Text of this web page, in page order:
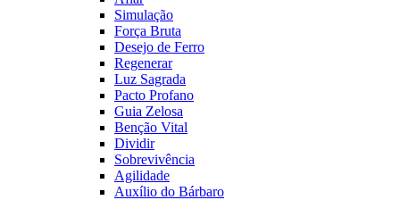
Simulação
Força Bruta
Desejo de Ferro
Regenerar
Luz Sagrada
Pacto Profano
Guia Zelosa
Benção Vital
Dividir
Sobrevivência
Agilidade
Auxílio do Bárbaro